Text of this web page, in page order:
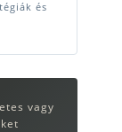
és
vagy